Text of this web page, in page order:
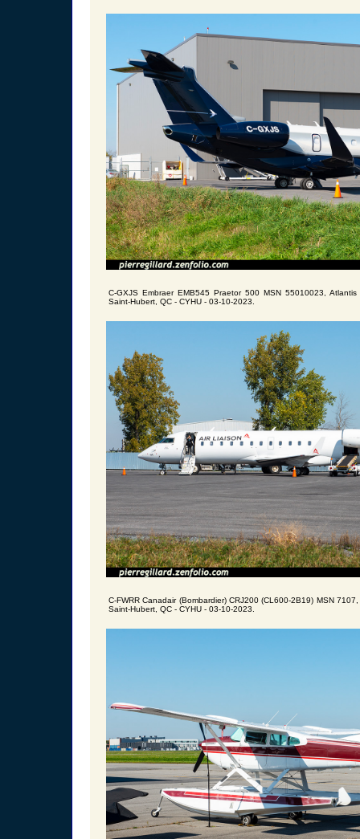
C-GXJS Embraer EMB545 Praetor 500 MSN 55010023,
Saint-Hubert, QC - CYHU - 03-10-2023.
C-FWRR Canadair (Bombardier) CRJ200 (CL600-2B19) MSN
Saint-Hubert, QC - CYHU - 03-10-2023.